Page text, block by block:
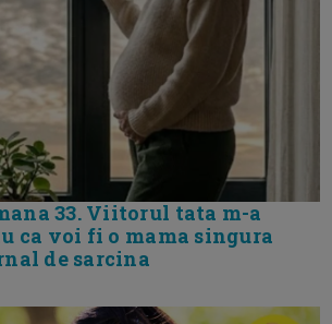
33. Viitorul tata m-a
ca voi fi o mama singura
de sarcina